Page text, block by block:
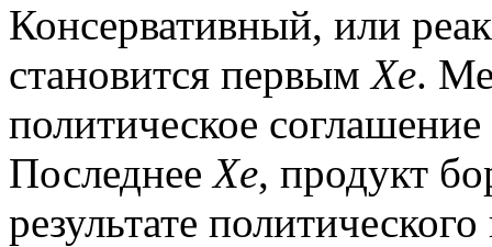
Консервативный, или
становится первымХе.
политическое
ПоследнееХе, продукт
результате